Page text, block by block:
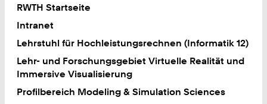
RWTH Startseite
Intranet
Lehrstuhl für Hochleistungsrechnen (Informatik 12)
Lehr- und Forschungsgebiet Virtuelle Realität und
Immersive Visualisierung
Profilbereich Modeling & Simulation Sciences